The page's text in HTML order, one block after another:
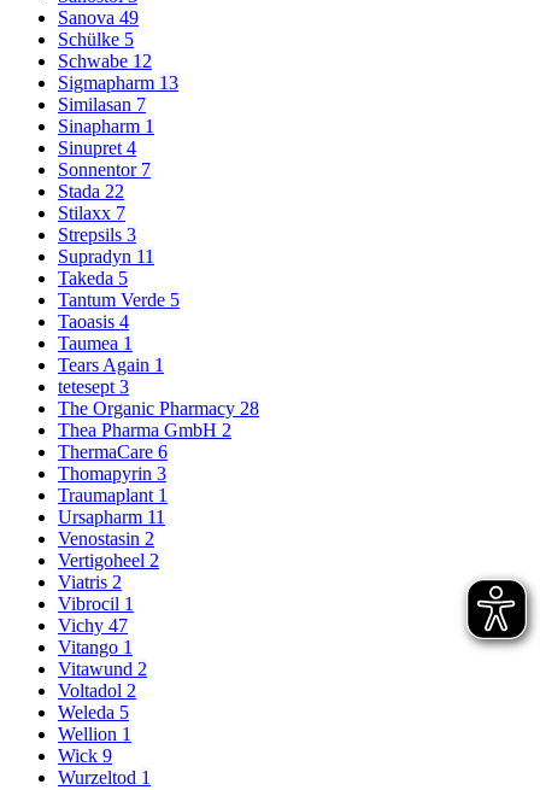
Sanova 49
Schülke 5
Schwabe 12
Sigmapharm 13
Similasan 7
Sinapharm 1
Sinupret 4
Sonnentor 7
Stada 22
Stilaxx 7
Strepsils 3
Supradyn 11
Takeda 5
Tantum Verde 5
Taoasis 4
Taumea 1
Tears Again 1
tetesept 3
The Organic Pharmacy 28
Thea Pharma GmbH 2
ThermaCare 6
Thomapyrin 3
Traumaplant 1
Ursapharm 11
Venostasin 2
Vertigoheel 2
Viatris 2
Vibrocil 1
Vichy 47
Vitango 1
Vitawund 2
Voltadol 2
Weleda 5
Wellion 1
Wick 9
Wurzeltod 1